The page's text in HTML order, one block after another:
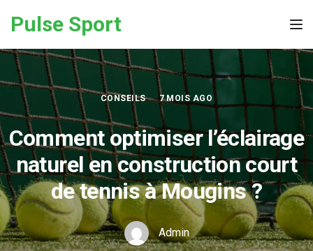
Pulse Sport
CONSEILS 7 MOIS AGO
Comment optimiser l’éclairage
naturel en construction court
de tennis à Mougins ?
Admin